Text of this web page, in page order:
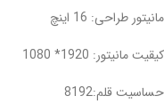
مانیتور طراحی: 16 اینچ
کیقیت مانیتور: 1920* 1080
حساسیت قلم:8192